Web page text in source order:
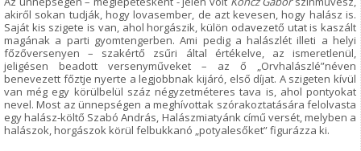
akiről sokan tudják, hogy lovasember, de azt kevesen, hogy halász is.
Saját kis szigete is van, ahol horgászik, külön odavezető utat is kaszált
magának a parti gyomtengerben. Ami pedig a halászlét illeti a helyi
főzőversenyen – szakértő zsűri által értékelve, az ismeretlenül,
jeligésen beadott versenyműveket – az ő „Orvhalászlé”néven
benevezett főztje nyerte a legjobbnak kijáró, első díjat. A szigeten kívül
van még egy körülbelül száz négyzetméteres tava is, ahol pontyokat
nevel. Most az ünnepségen a meghívottak szórakoztatására felolvasta
egy halász-költő Szabó András, Halászmiatyánk című versét, melyben a
halászok, horgászok körül felbukkanó „potyalesőket” figurázza ki.